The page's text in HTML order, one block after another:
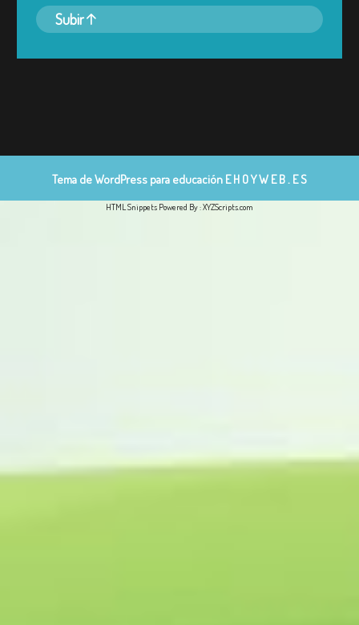
Subir
Tema de WordPress para educación E H O Y W E B . E S
HTML Snippets Powered By :XYZScripts.com